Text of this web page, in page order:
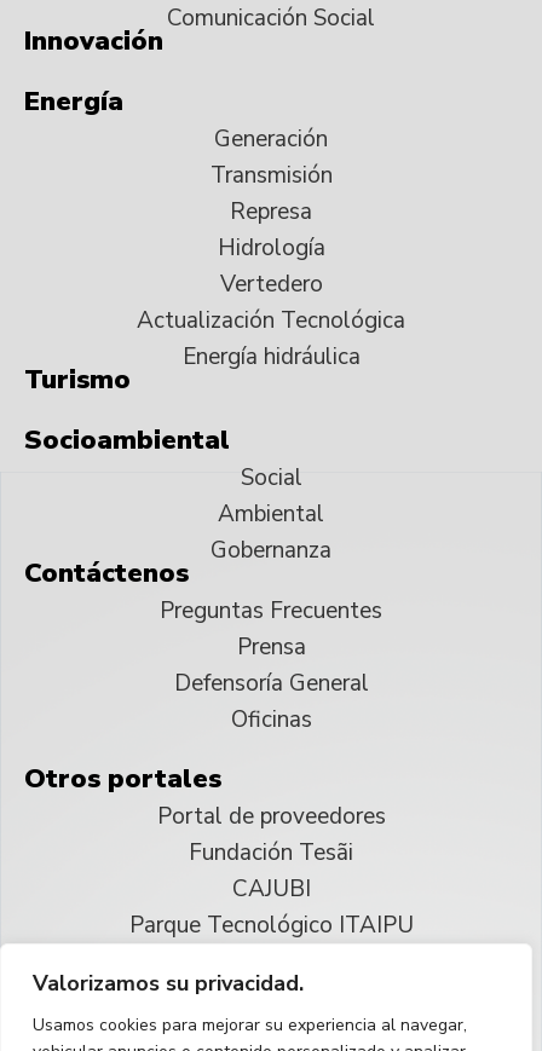
Valorizamos su privacidad.
Usamos cookies para mejorar su experiencia al navegar,
Comunicación Social
Innovación
Energía
Generación
Transmisión
Represa
Hidrología
Vertedero
Actualización Tecnológica
Energía hidráulica
Turismo
Socioambiental
Social
Ambiental
Gobernanza
Contáctenos
Preguntas Frecuentes
Prensa
Defensoría General
Oficinas
Otros portales
Portal de proveedores
Fundación Tesãi
CAJUBI
Parque Tecnológico ITAIPU